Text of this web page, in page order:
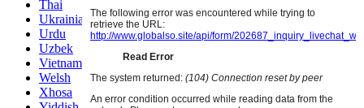
Thai
Ukrainian
Urdu
Uzbek
Vietnamese
Welsh
Xhosa